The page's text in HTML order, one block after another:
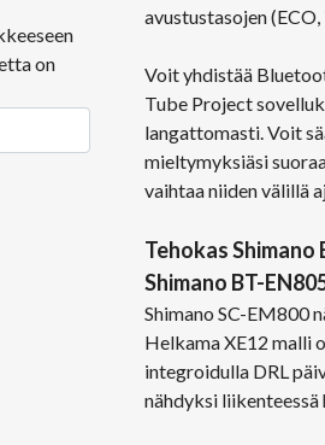
on
avustustasojen
Voit yhdistää
Tube Project
langattomasti. Voit
mieltymyksiäsi
vaihtaa niiden välillä
Tehokas
Shimano BT-
Shimano SC-EM800
Helkama XE12 malli
integroidulla DRL
nähdyksi